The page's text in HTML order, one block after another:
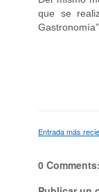
que se
Entrada más
0 Comments: